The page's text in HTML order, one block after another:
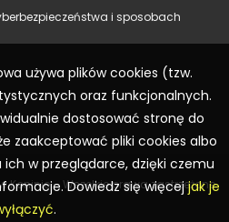
i sposobach
Koninie – Wszelkie prawa zastrzeżone
używa plików cookies (tzw.
oraz funkcjonalnych.
dostosować stronę do
zaakceptować pliki cookies albo
w przeglądarce, dzięki czemu
Dowiedz się więcejjak je
.